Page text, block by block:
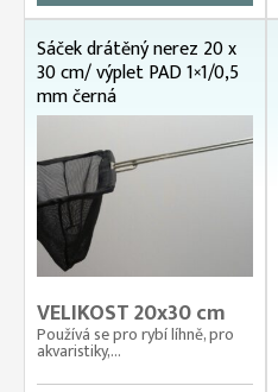
Sáček drátěný nerez 20 x
30 cm/ výplet PAD 1×1/0,5
mm černá
VELIKOST 20x30 cm
Používá se pro rybí líhně, pro
akvaristiky,...